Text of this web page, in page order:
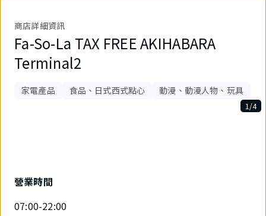
商店詳細資訊
Fa-So-La TAX FREE AKIHABARA
Terminal2
家電產品 食品、日式西式點心 動漫、動漫人物、玩具
件。
1/4
營業時間
07:00-22:00